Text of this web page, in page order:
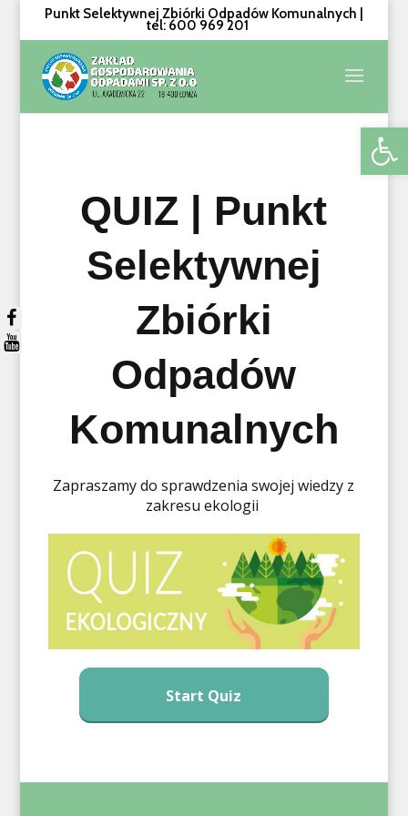
Punkt Selektywnej Zbiórki Odpadów Komunalnych |
tel: 600 969 201
QUIZ | Punkt
Selektywnej
Zbiórki
Odpadów
Komunalnych
Zapraszamy do sprawdzenia swojej wiedzy z
zakresu ekologii
Start Quiz